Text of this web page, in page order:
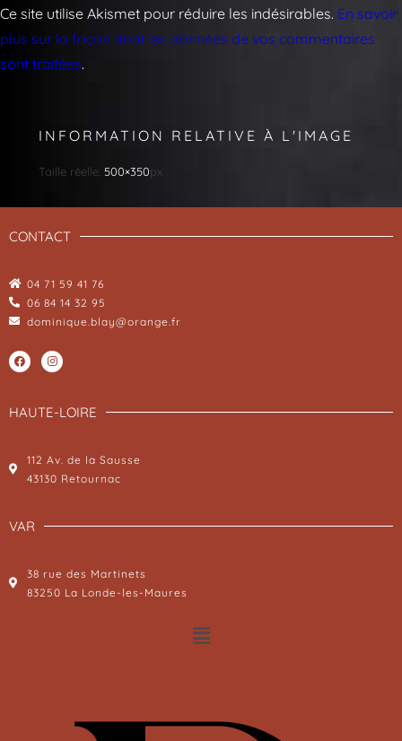
Ce site utilise Akismet pour réduire les indésirables. En savoir
plus sur la façon dont les données de vos commentaires
sont traitées.
INFORMATION RELATIVE À L'IMAGE
Taille réelle: 500×350px
CONTACT
04 71 59 41 76
06 84 14 32 95
dominique.blay@orange.fr
HAUTE-LOIRE
112 Av. de la Sausse
43130 Retournac
VAR
38 rue des Martinets
83250 La Londe-les-Maures